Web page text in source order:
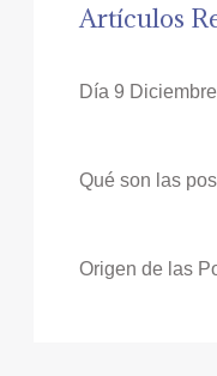
Artículos
Día 9
Qué son las
Origen de las